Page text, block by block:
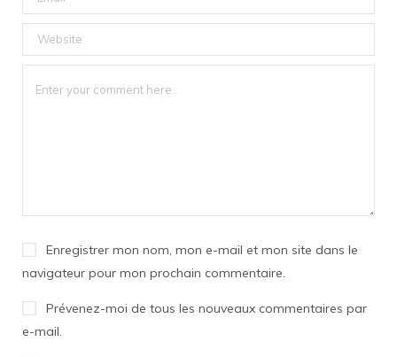
Enregistrer mon nom, mon e-mail et mon site dans le
navigateur pour mon prochain commentaire.
Prévenez-moi de tous les nouveaux commentaires par
e-mail.